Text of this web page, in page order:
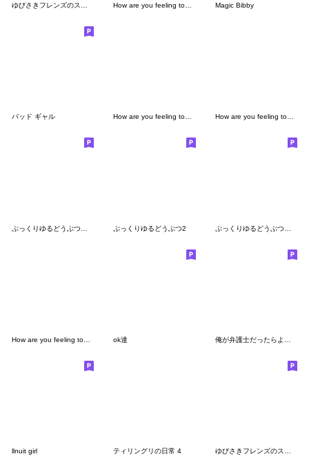
Magic Bibby
バッド ギャル How are you feeling today (6660) How are you feeling today (5990)
ぷっくりゆるどうぶつ2 ぷっくりゆるどうぶつ 言葉付き2
ok達
llnuit girl ティリングリの日常 4 ゆびさきフレンズのスタンプ７(日常)